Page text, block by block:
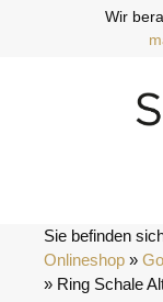
Wir
Sie befinden
Onlineshop »
» Ring Schale